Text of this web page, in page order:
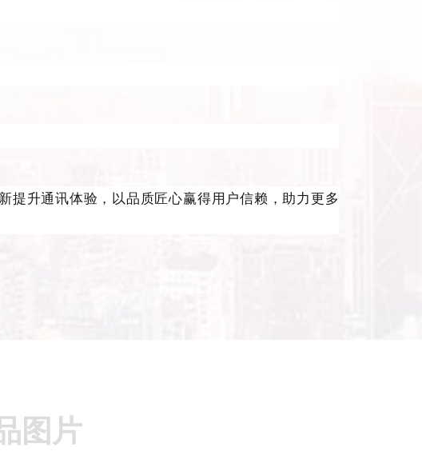
提升通讯体验，以品质匠心赢得用户信赖，助力更多
图片